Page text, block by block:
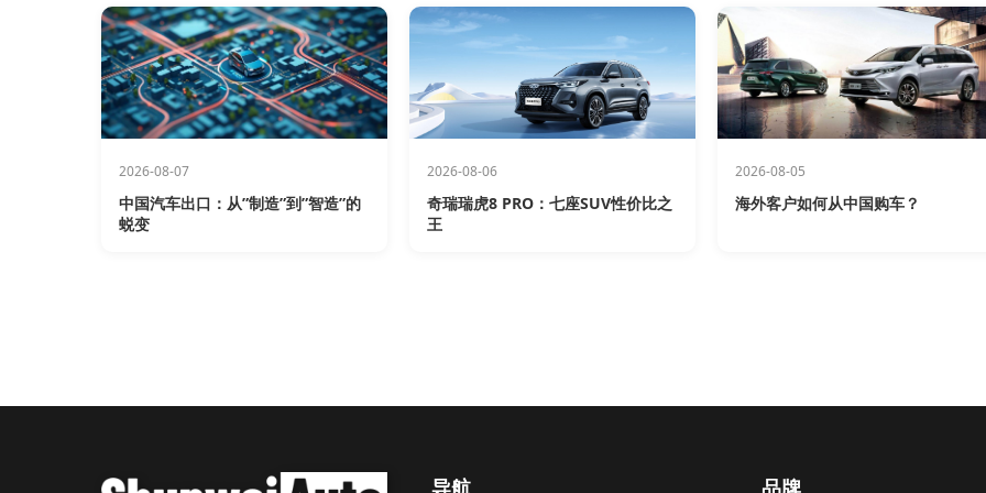
2026-08-07
中国汽车出口：从”制造”到”智造”的
蜕变
2026-08-06
奇瑞瑞虎8 PRO：七座SUV性价比之
王
2026-08-05
海外客户如何从中国购车？
导航 品牌